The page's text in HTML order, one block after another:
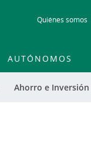
to
Quiénes somos
Ahorro e Inversión
AUTÓNOMOS